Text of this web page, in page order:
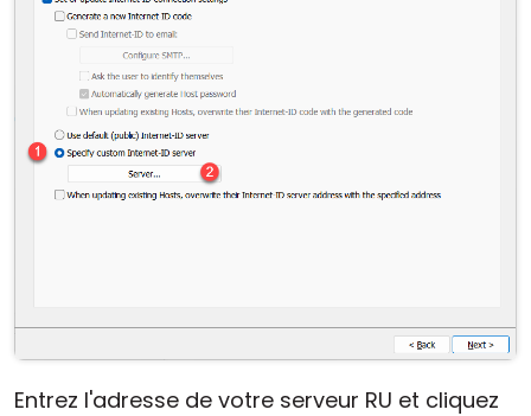
Entrez l'adresse de votre serveur RU et cliquez